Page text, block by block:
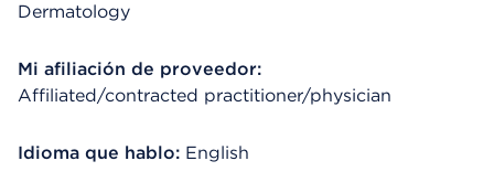
Dermatology
Mi afiliación de proveedor:
Affiliated/contracted practitioner/physician
Idioma que hablo: English